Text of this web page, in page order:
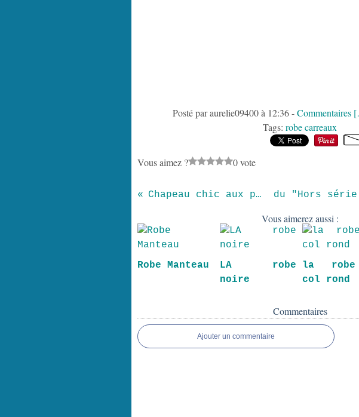
Posté par aurelie09400 à 12:36 -Commentaires [
Tags: robe carreaux
Vous aimez ? 0 vote
Chapeau chic aux pommes
Vous aimerez aussi :
Robe Manteau
LA robe
noire
la
col rond
Commentaires
Ajouter un commentaire